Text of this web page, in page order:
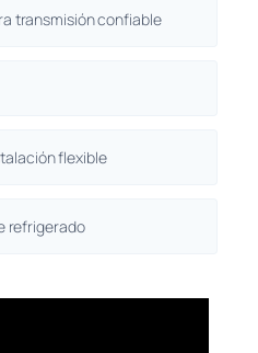
transmisión confiable
flexible
refrigerado